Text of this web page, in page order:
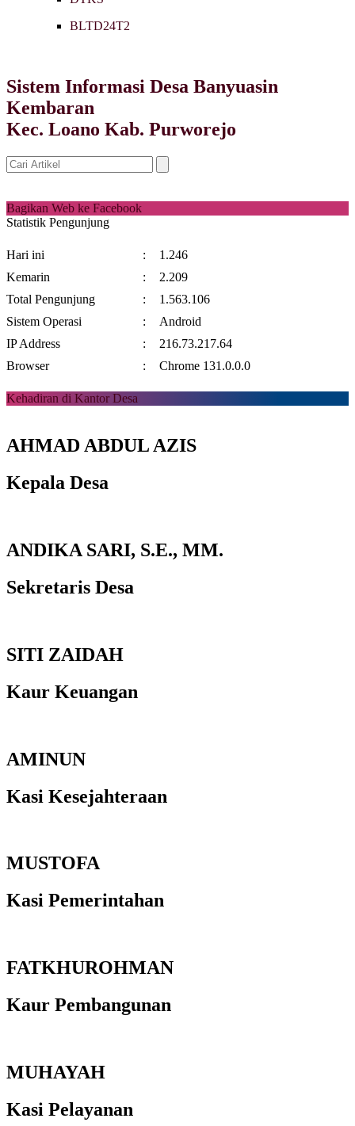
BLTD24T2
Sistem Informasi Desa Banyuasin
Kembaran
Kec. Loano Kab. Purworejo
Bagikan Web ke Facebook
Statistik Pengunjung
Hari ini :
1.246
Kemarin
:
2.209
Total Pengunjung
:
1.563.106
Sistem Operasi
:
Android
IP Address
:
216.73.217.64
Browser
: Chrome 131.0.0.0
Kehadiran di Kantor Desa
AHMAD ABDUL AZIS
Kepala Desa
ANDIKA SARI, S.E., MM.
Sekretaris Desa
SITI ZAIDAH
Kaur Keuangan
AMINUN
Kasi Kesejahteraan
MUSTOFA
Kasi Pemerintahan
FATKHUROHMAN
Kaur Pembangunan
MUHAYAH
Kasi Pelayanan